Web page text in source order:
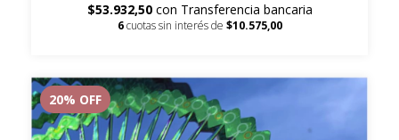
$53.932,50 con Transferencia bancaria
6 cuotas sin interés de $10.575,00
20% OFF